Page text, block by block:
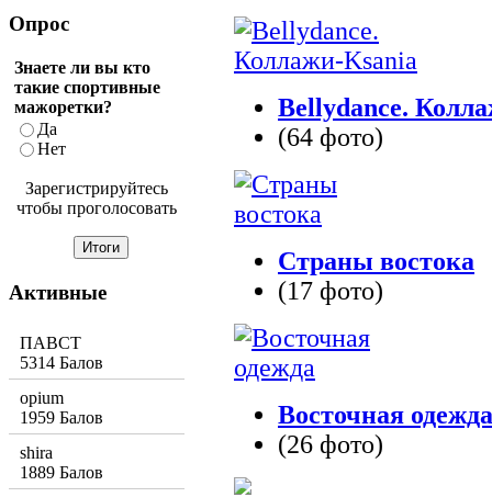
Bellydance.
(64 фото)
Страны востока
(17 фото)
Восточная одежда
(26 фото)
Опрос
Знаете ли вы кто
такие спортивные
мажоретки?
Да
Нет
Зарегистрируйтесь
чтобы проголосовать
Активные
ПАВСТ
5314 Балов
opium
1959 Балов
shira
1889 Балов